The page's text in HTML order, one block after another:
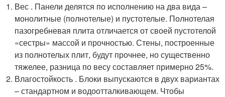
Вес . Панели делятся по исполнению на два вида –
монолитные (полнотелые) и пустотелые. Полнотелая
пазогребневая плита отличается от своей пустотелой
«сестры» массой и прочностью. Стены, построенные
из полнотелых плит, будут прочнее, но существенно
тяжелее, разница по весу составляет примерно 25%.
Влагостойкость . Блоки выпускаются в двух вариантах
– стандартном и водоотталкивающем. Чтобы